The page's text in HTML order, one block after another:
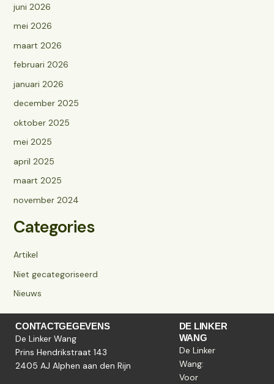
juni 2026
mei 2026
maart 2026
februari 2026
januari 2026
december 2025
oktober 2025
mei 2025
april 2025
maart 2025
november 2024
Categories
Artikel
Niet gecategoriseerd
Nieuws
CONTACTGEGEVENS
De Linker Wang
Prins Hendrikstraat 143
2405 AJ Alphen aan den Rijn
DE LINKER
WANG
De Linker
Wang:
Voor